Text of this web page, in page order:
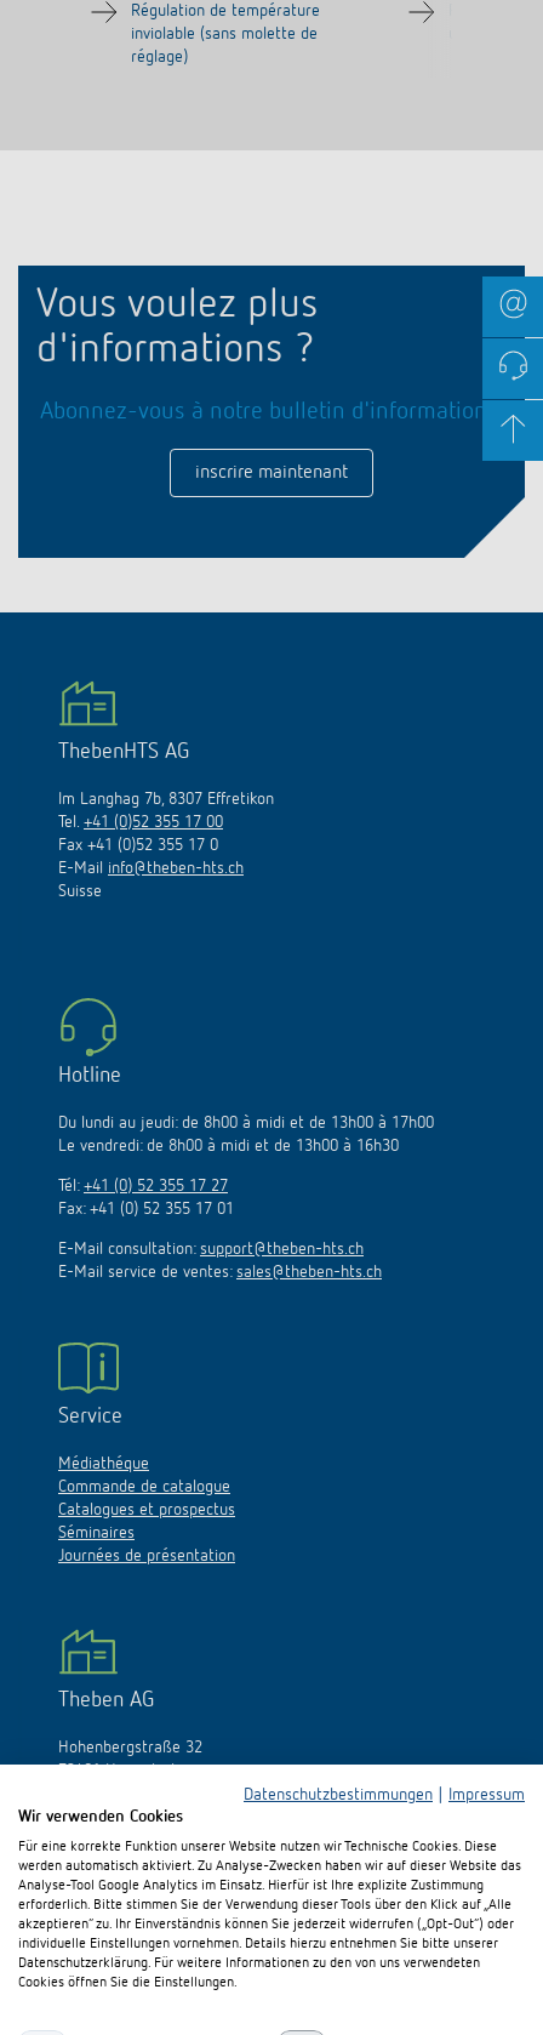
Régulation de température
inviolable (sans molette de
réglage)
Vous voulez plus
d'informations ?
Abonnez-vous à notre bulletin d'information !
inscrire maintenant
ThebenHTS AG
Im Langhag 7b, 8307 Effretikon
Tel. +41 (0)52 355 17 00
Fax +41 (0)52 355 17 0
E-Mail info@theben-hts.ch
Suisse
Hotline
Du lundi au jeudi: de 8h00 à midi et de 13h00 à 17h00
Le vendredi: de 8h00 à midi et de 13h00 à 16h30
Tél: +41 (0) 52 355 17 27
Fax: +41 (0) 52 355 17 01
E-Mail consultation: support@theben-hts.ch
E-Mail service de ventes: sales@theben-hts.ch
Service
Médiathéque
Commande de catalogue
Catalogues et prospectus
Séminaires
Journées de présentation
Theben AG
Hohenbergstraße 32
Fax: +49 (0)74 74/692-150
E-Mail:info@theben.de
Datenschutzbestimmungen
Impressum
Wir verwenden Cookies
Für eine korrekte Funktion unserer Website nutzen wir Technische Cookies. Diese
werden automatisch aktiviert. Zu Analyse-Zwecken haben wir auf dieser Website das
Analyse-Tool Google Analytics im Einsatz. Hierfür ist Ihre explizite Zustimmung
erforderlich. Bitte stimmen Sie der Verwendung dieser Tools über den Klick auf „Alle
akzeptieren“ zu. Ihr Einverständnis können Sie jederzeit widerrufen („Opt-Out“) oder
individuelle Einstellungen vornehmen. Details hierzu entnehmen Sie bitte unserer
Datenschutzerklärung. Für weitere Informationen zu den von uns verwendeten
Cookies öffnen Sie die Einstellungen.